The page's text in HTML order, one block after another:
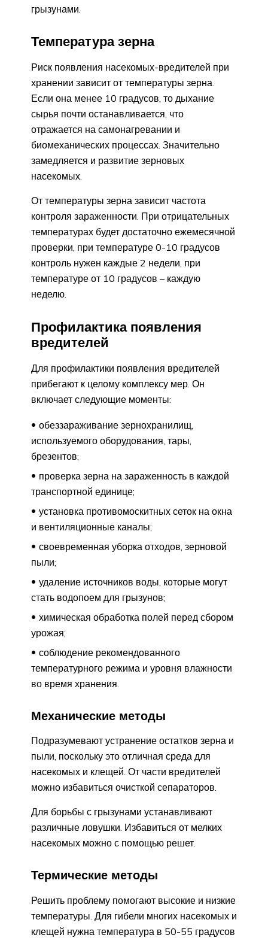
грызунами.
Температура зерна
Риск появления насекомых-вредителей при
хранении зависит от температуры зерна.
Если она менее 10 градусов, то дыхание
сырья почти останавливается, что
отражается на самонагревании и
биомеханических процессах. Значительно
замедляется и развитие зерновых
насекомых.
От температуры зерна зависит частота
контроля зараженности. При отрицательных
температурах будет достаточно ежемесячной
проверки, при температуре 0-10 градусов
контроль нужен каждые 2 недели, при
температуре от 10 градусов – каждую
неделю.
Профилактика появления
вредителей
Для профилактики появления вредителей
прибегают к целому комплексу мер. Он
включает следующие моменты:
обеззараживание зернохранилищ,
используемого оборудования, тары,
брезентов;
проверка зерна на зараженность в каждой
транспортной единице;
установка противомоскитных сеток на окна
и вентиляционные каналы;
своевременная уборка отходов, зерновой
пыли;
удаление источников воды, которые могут
стать водопоем для грызунов;
химическая обработка полей перед сбором
урожая;
соблюдение рекомендованного
температурного режима и уровня влажности
во время хранения.
Механические методы
Подразумевают устранение остатков зерна и
пыли, поскольку это отличная среда для
насекомых и клещей. От части вредителей
можно избавиться очисткой сепараторов.
Для борьбы с грызунами устанавливают
различные ловушки. Избавиться от мелких
насекомых можно с помощью решет.
Термические методы
Решить проблему помогают высокие и низкие
температуры. Для гибели многих насекомых и
клещей нужна температура в 50-55 градусов